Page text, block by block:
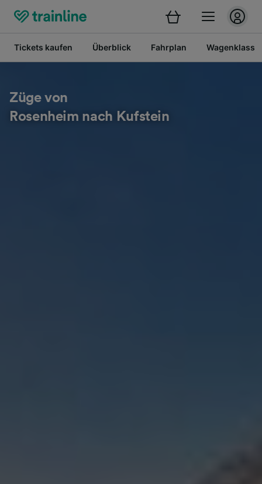
Tickets kaufen Überblick Fahrplan
Züge von
Rosenheim nach Kufstein